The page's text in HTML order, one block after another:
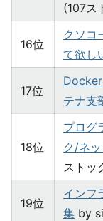
(107ス
16位
クソコ
て欲し
17位
テナ支
18位
プログ
ク/ネ
ストッ
19位
インフ
集 by